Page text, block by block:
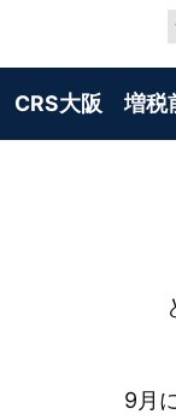
CRS大阪 増税
9月